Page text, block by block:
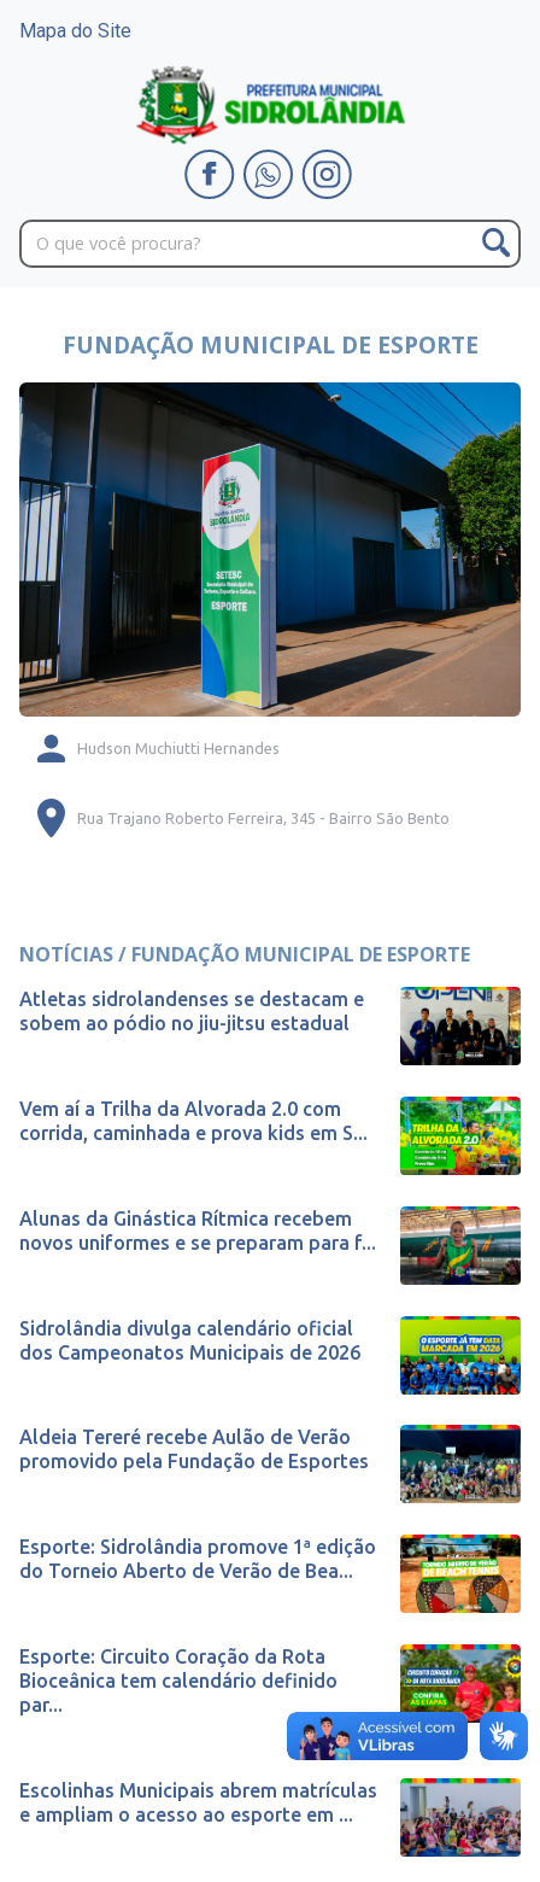
Mapa do Site
FUNDAÇÃO MUNICIPAL DE ESPORTE
Hudson Muchiutti Hernandes
Rua Trajano Roberto Ferreira, 345 - Bairro São Bento
NOTÍCIAS / FUNDAÇÃO MUNICIPAL DE ESPORTE
Atletas sidrolandenses se destacam e
sobem ao pódio no jiu-jitsu estadual
Vem aí a Trilha da Alvorada 2.0 com
corrida, caminhada e prova kids em S...
Alunas da Ginástica Rítmica recebem
novos uniformes e se preparam para f...
Sidrolândia divulga calendário oficial
dos Campeonatos Municipais de 2026
Aldeia Tereré recebe Aulão de Verão
promovido pela Fundação de Esportes
Esporte: Sidrolândia promove 1ª edição
do Torneio Aberto de Verão de Bea...
Esporte: Circuito Coração da Rota
Bioceânica tem calendário definido
par...
Escolinhas Municipais abrem matrículas
e ampliam o acesso ao esporte em ...